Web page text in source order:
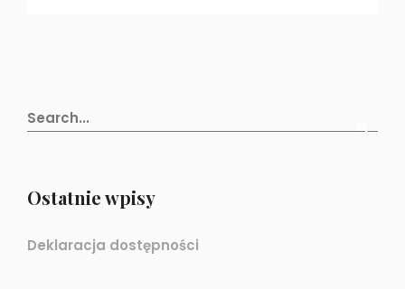
Ostatnie wpisy
Deklaracja dostępności